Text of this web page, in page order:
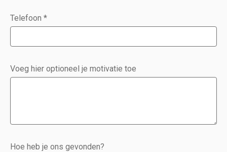
Telefoon *
Voeg hier optioneel je motivatie toe
Hoe heb je ons gevonden?